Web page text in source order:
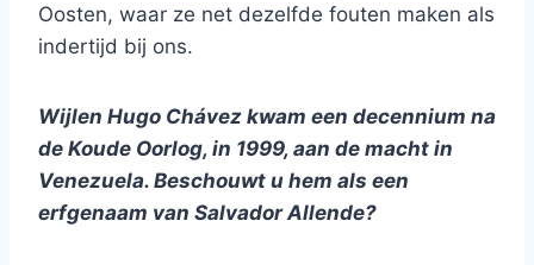
Oosten, waar ze net dezelfde fouten maken als
indertijd bij ons.
Wijlen Hugo Chávez kwam een decennium na
de Koude Oorlog, in 1999, aan de macht in
Venezuela. Beschouwt u hem als een
erfgenaam van Salvador Allende?